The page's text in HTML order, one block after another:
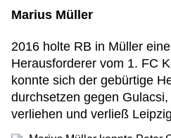
Marius Müller
2016 holte RB in Müller
Herausforderer vom 1. FC
konnte sich der gebürtige
durchsetzen gegen
verliehen und verließ